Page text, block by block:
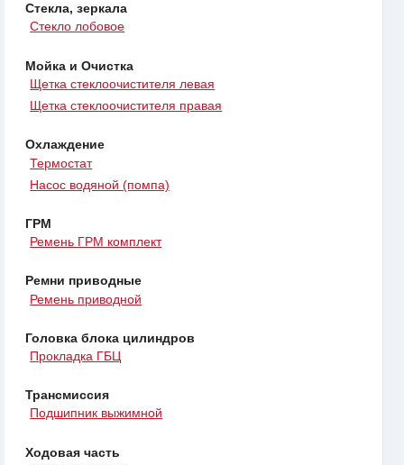
Стекла, зеркала
Стекло лобовое
Мойка и Очистка
Щетка стеклоочистителя левая
Щетка стеклоочистителя правая
Охлаждение
Термостат
Насос водяной (помпа)
ГРМ
Ремень ГРМ комплект
Ремни приводные
Ремень приводной
Головка блока цилиндров
Прокладка ГБЦ
Трансмиссия
Подшипник выжимной
Ходовая часть